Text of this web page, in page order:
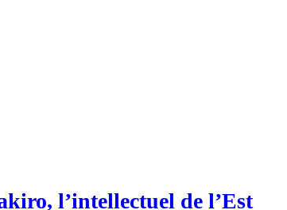
l’intellectuel de l’Est